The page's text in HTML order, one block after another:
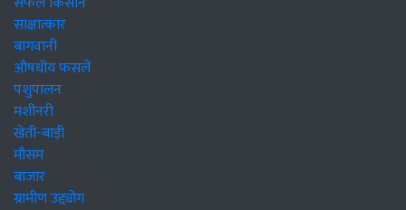
साक्षात्कार
बागवानी
औषधीय फसलें
पशुपालन
मशीनरी
खेती-बाड़ी
मौसम
बाजार
ग्रामीण उद्द्योग